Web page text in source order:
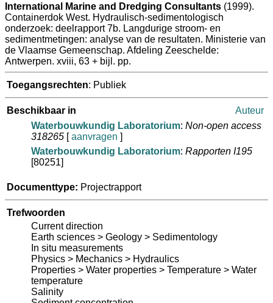
International Marine and Dredging Consultants (1999).
Containerdok West. Hydraulisch-sedimentologisch
onderzoek: deelrapport 7b. Langdurige stroom- en
sedimentmetingen: analyse van de resultaten. Ministerie van
de Vlaamse Gemeenschap. Afdeling Zeeschelde:
Antwerpen. xviii, 63 + bijl. pp.
Toegangsrechten: Publiek
Beschikbaar in
Auteur
Waterbouwkundig Laboratorium: Non-open access
318265 [aanvragen ]
Waterbouwkundig Laboratorium: Rapporten I195
[80251]
Documenttype: Projectrapport
Trefwoorden
Current direction
Earth sciences > Geology > Sedimentology
In situ measurements
Physics > Mechanics > Hydraulics
Properties > Water properties > Temperature > Water
temperature
Salinity